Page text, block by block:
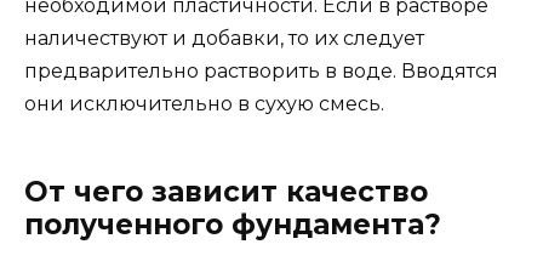
необходимой пластичности. Если в растворе
наличествуют и добавки, то их следует
предварительно растворить в воде. Вводятся
они исключительно в сухую смесь.
От чего зависит качество
полученного фундамента?